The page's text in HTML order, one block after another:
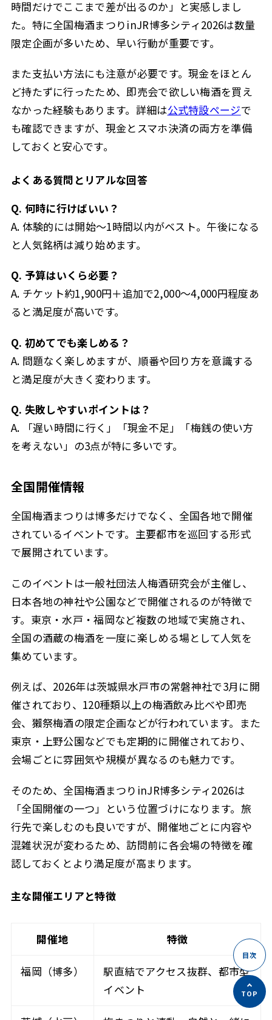
時間だけでここまで差が出るのか」と実感しまし
た。特に全国梅酒まつりinJR博多シティ2026は数量
限定企画が多いため、早い行動が重要です。
また支払い方法にも注意が必要です。現金をほとん
ど持たずに行ったため、即売会で欲しい梅酒を買え
なかった経験もあります。詳細は公式特設ページで
も確認できますが、現金とスマホ決済の両方を準備
しておくと安心です。
よくある質問とリアルな回答
Q. 何時に行けばいい？
A. 体験的には開始〜1時間以内がベスト。午後になる
と人気銘柄は減り始めます。
Q. 予算はいくら必要？
A. チケット約1,900円＋追加で2,000〜4,000円程度あ
ると満足度が高いです。
Q. 初めてでも楽しめる？
A. 問題なく楽しめますが、順番や回り方を意識する
と満足度が大きく変わります。
Q. 失敗しやすいポイントは？
A. 「遅い時間に行く」「現金不足」「梅銭の使い方
を考えない」の3点が特に多いです。
全国開催情報
全国梅酒まつりは博多だけでなく、全国各地で開催
されているイベントです。主要都市を巡回する形式
で展開されています。
このイベントは一般社団法人梅酒研究会が主催し、
日本各地の神社や公園などで開催されるのが特徴で
す。東京・水戸・福岡など複数の地域で実施され、
全国の酒蔵の梅酒を一度に楽しめる場として人気を
集めています。
例えば、2026年は茨城県水戸市の常磐神社で3月に開
催されており、120種類以上の梅酒飲み比べや即売
会、獺祭梅酒の限定企画などが行われています。また
東京・上野公園などでも定期的に開催されており、
会場ごとに雰囲気や規模が異なるのも魅力です。
そのため、全国梅酒まつりinJR博多シティ2026は
「全国開催の一つ」という位置づけになります。旅
行先で楽しむのも良いですが、開催地ごとに内容や
混雑状況が変わるため、訪問前に各会場の特徴を確
認しておくとより満足度が高まります。
主な開催エリアと特徴
開催地 特徴
福岡（博多）
駅直結でアクセス抜群、都市型
イベント